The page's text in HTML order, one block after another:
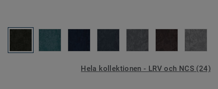
Hela kollektionen - LRV och NCS (24)